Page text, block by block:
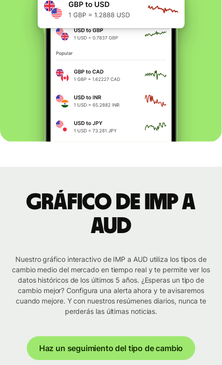
Gráfico de IMP a
AUD
Nuestro gráfico interactivo de IMP a AUD utiliza los tipos de
cambio medio del mercado en tiempo real y te permite ver los
datos históricos de los últimos 5 años. ¿Esperas un tipo de
cambio mejor? Configura una alerta ahora y te avisaremos
cuando mejore. Y con nuestros resúmenes diarios, nunca te
perderás las últimas noticias.
Haz un seguimiento del tipo de cambio